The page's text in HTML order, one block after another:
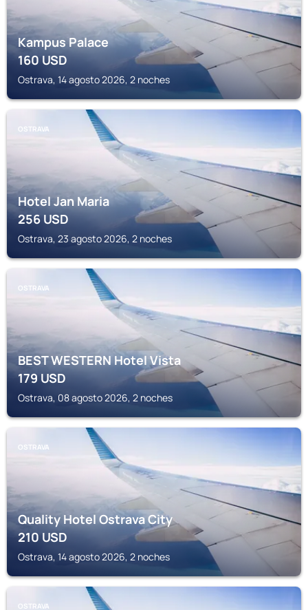
Kampus Palace
160USD
Ostrava, 14 agosto 2026, 2 noches
OSTRAVA
Hotel Jan Maria
256USD
Ostrava, 23 agosto 2026, 2 noches
OSTRAVA
BEST WESTERN Hotel Vista
179USD
Ostrava, 08 agosto 2026, 2 noches
OSTRAVA
Quality Hotel Ostrava City
210USD
Ostrava, 14 agosto 2026, 2 noches
OSTRAVA